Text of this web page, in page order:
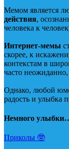
Мемом является
действия,
человека к
Интернет-мемы
скорее, к
контекстам в
часто
Однако, любой
радость и улыбка
Немного
Приколы 🤓